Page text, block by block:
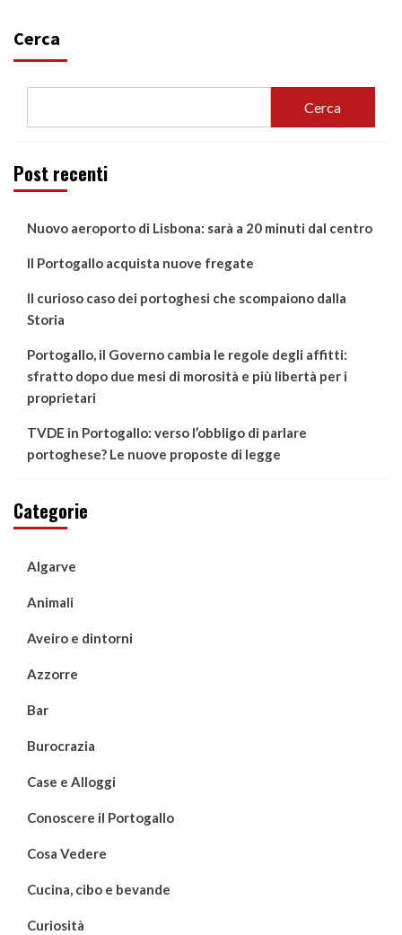
Cerca
Cerca
Post recenti
Nuovo aeroporto di Lisbona: sarà a 20 minuti dal centro
Il Portogallo acquista nuove fregate
Il curioso caso dei portoghesi che scompaiono dalla
Storia
Portogallo, il Governo cambia le regole degli affitti:
sfratto dopo due mesi di morosità e più libertà per i
proprietari
TVDE in Portogallo: verso l’obbligo di parlare
portoghese? Le nuove proposte di legge
Categorie
Algarve
Animali
Aveiro e dintorni
Azzorre
Bar
Burocrazia
Case e Alloggi
Conoscere il Portogallo
Cosa Vedere
Cucina, cibo e bevande
Curiosità